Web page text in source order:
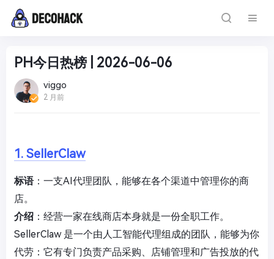
PH今日热榜 | 2026-06-06
viggo
2 月前
1. SellerClaw
标语：一支AI代理团队，能够在各个渠道中管理你的商
店。
介绍 ：经营一家在线商店本身就是一份全职工作。
SellerClaw 是一个由人工智能代理组成的团队，能够为你
代劳：它有专门负责产品采购、店铺管理和广告投放的代